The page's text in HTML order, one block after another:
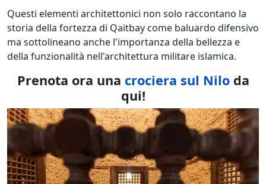
Questi elementi architettonici non solo raccontano la
storia della fortezza di Qaitbay come baluardo difensivo
ma sottolineano anche l'importanza della bellezza e
della funzionalità nell'architettura militare islamica.
Prenota ora una crociera sul Niloda
qui!